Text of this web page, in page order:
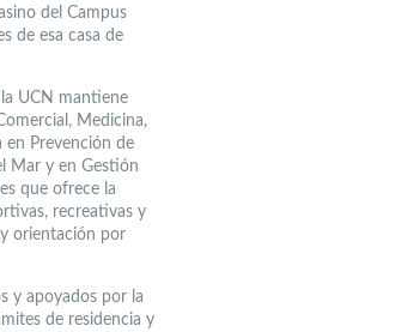
del Campus
de esa casa de
UCN mantiene
Medicina,
en Prevención de
Mar y en Gestión
que ofrece la
recreativas y
orientación por
y apoyados por la
de residencia y